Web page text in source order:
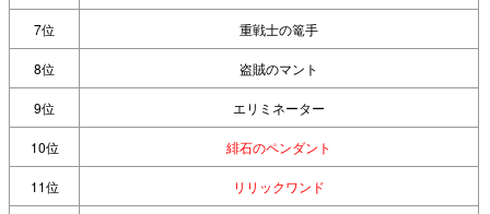
7位 重戦士の篭手
8位 盗賊のマント
9位 エリミネーター
10位 緋石のペンダント
11位 リリックワンド